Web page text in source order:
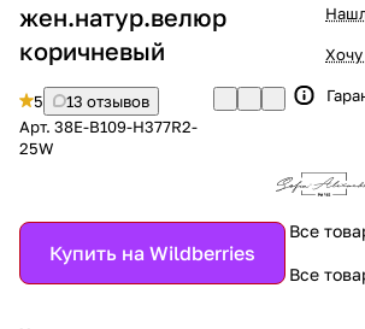
жен.натур.велюр
коричневый
5
13 отзывов
Арт. 38E-B109-H377R2-
25W
Купить на Wildberries
Все